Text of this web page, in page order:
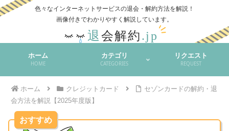
色々なインターネットサービスの退会・解約方法を解説！
ホーム
HOME
カテゴリ
CATEGORIES
リクエスト
REQUEST
ホーム クレジットカード
セゾンカードの解約・退
会方法を解説【2025年度版】
おすすめ